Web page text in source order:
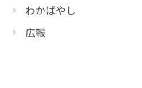
わかばやし
広報